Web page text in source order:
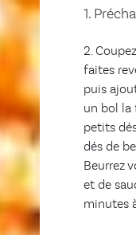
1.
2.
faites
puis
un bol la
petits
dés de
Beurrez
et de
minutes